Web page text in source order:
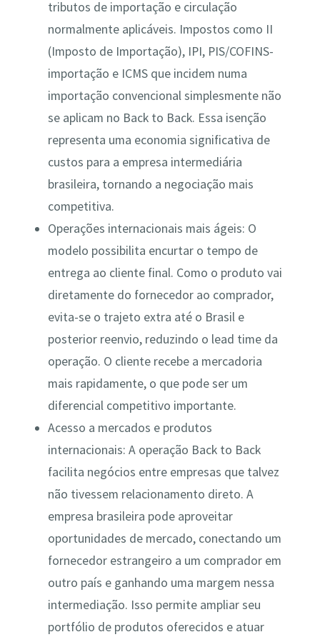
tributos de importação e circulação
normalmente aplicáveis. Impostos como II
(Imposto de Importação), IPI, PIS/COFINS-
importação e ICMS que incidem numa
importação convencional simplesmente não
se aplicam no Back to Back​. Essa isenção
representa uma economia significativa de
custos para a empresa intermediária
brasileira, tornando a negociação mais
competitiva​.
Operações internacionais mais ágeis: O
modelo possibilita encurtar o tempo de
entrega ao cliente final. Como o produto vai
diretamente do fornecedor ao comprador,
evita-se o trajeto extra até o Brasil e
posterior reenvio, reduzindo o lead time da
operação​. O cliente recebe a mercadoria
mais rapidamente, o que pode ser um
diferencial competitivo importante.
Acesso a mercados e produtos
internacionais: A operação Back to Back
facilita negócios entre empresas que talvez
não tivessem relacionamento direto. A
empresa brasileira pode aproveitar
oportunidades de mercado, conectando um
fornecedor estrangeiro a um comprador em
outro país e ganhando uma margem nessa
intermediação​. Isso permite ampliar seu
portfólio de produtos oferecidos e atuar